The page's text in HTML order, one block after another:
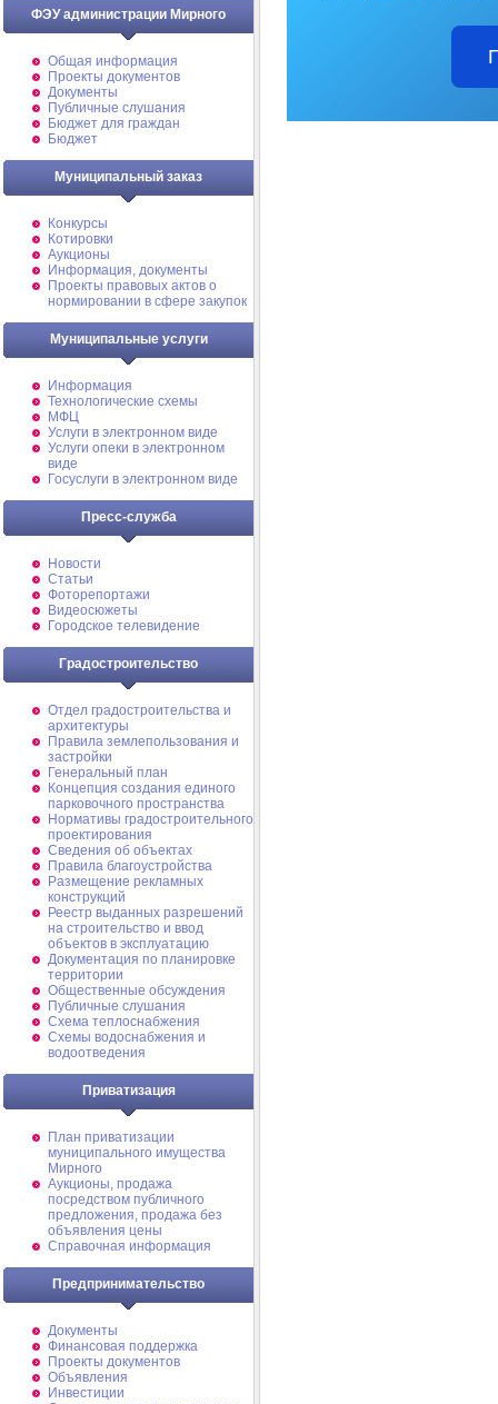
ФЭУ администрации Мирного
Общая информация
Проекты документов
Документы
Публичные слушания
Бюджет для граждан
Бюджет
Муниципальный заказ
Конкурсы
Котировки
Аукционы
Информация, документы
Проекты правовых актов о
нормировании в сфере закупок
Муниципальные услуги
Информация
Технологические схемы
МФЦ
Услуги в электронном виде
Услуги опеки в электронном
виде
Госуслуги в электронном виде
Пресс-служба
Новости
Статьи
Фоторепортажи
Видеосюжеты
Городское телевидение
Градостроительство
Отдел градостроительства и
архитектуры
Правила землепользования и
застройки
Генеральный план
Концепция создания единого
парковочного пространства
Нормативы градостроительного
проектирования
Сведения об объектах
Правила благоустройства
Размещение рекламных
конструкций
Реестр выданных разрешений
на строительство и ввод
объектов в эксплуатацию
Документация по планировке
территории
Общественные обсуждения
Публичные слушания
Схема теплоснабжения
Схемы водоснабжения и
водоотведения
Приватизация
План приватизации
муниципального имущества
Мирного
Аукционы, продажа
посредством публичного
предложения, продажа без
объявления цены
Справочная информация
Предпринимательство
Документы
Финансовая поддержка
Проекты документов
Объявления
Инвестиции